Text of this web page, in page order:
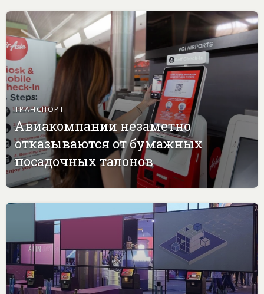
ТРАНСПОРТ
Авиакомпании незаметно
отказываются от бумажных
посадочных талонов